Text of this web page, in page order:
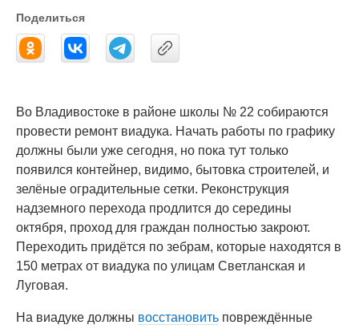
Поделиться
Во Владивостоке в районе школы № 22 собираются
провести ремонт виадука. Начать работы по графику
должны были уже сегодня, но пока тут только
появился контейнер, видимо, бытовка строителей, и
зелёные оградительные сетки. Реконструкция
надземного перехода продлится до середины
октября, проход для граждан полностью закроют.
Переходить придётся по зебрам, которые находятся в
150 метрах от виадука по улицам Светланская и
Луговая.
На виадуке должны восстановить повреждённые